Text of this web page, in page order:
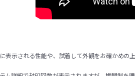
表示される性能や、試着して外観をお確かめの